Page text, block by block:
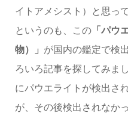
イトアメシスト）と思っ
というのも、この「パウ
物）」 が国内の鑑定で検
ろいろ記事を探してみま
にパウエライトが検出さ
が、その後検出されなか